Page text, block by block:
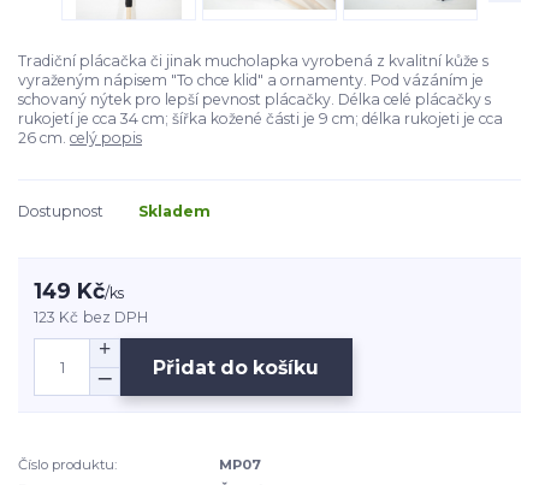
Tradiční plácačka či jinak mucholapka vyrobená z kvalitní kůže s
vyraženým nápisem "To chce klid" a ornamenty. Pod vázáním je
schovaný nýtek pro lepší pevnost plácačky. Délka celé plácačky s
rukojetí je cca 34 cm; šířka kožené části je 9 cm; délka rukojeti je cca
26 cm. celý popis
Dostupnost Skladem
149 Kč/ks
123 Kč bez DPH
Přidat do košíku
Číslo produktu:
MP07